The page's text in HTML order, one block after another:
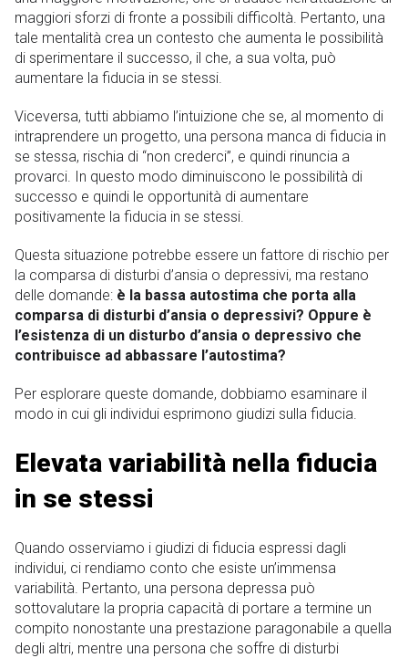
maggiori sforzi di fronte a possibili difficoltà. Pertanto, una
tale mentalità crea un contesto che aumenta le possibilità
di sperimentare il successo, il che, a sua volta, può
aumentare la fiducia in se stessi.
Viceversa, tutti abbiamo l’intuizione che se, al momento di
intraprendere un progetto, una persona manca di fiducia in
se stessa, rischia di “non crederci”, e quindi rinuncia a
provarci. In questo modo diminuiscono le possibilità di
successo e quindi le opportunità di aumentare
positivamente la fiducia in se stessi.
Questa situazione potrebbe essere un fattore di rischio per
la comparsa di disturbi d’ansia o depressivi, ma restano
delle domande: è la bassa autostima che porta alla
comparsa di disturbi d’ansia o depressivi? Oppure è
l’esistenza di un disturbo d’ansia o depressivo che
contribuisce ad abbassare l’autostima?
Per esplorare queste domande, dobbiamo esaminare il
modo in cui gli individui esprimono giudizi sulla fiducia.
Elevata variabilità nella fiducia
in se stessi
Quando osserviamo i giudizi di fiducia espressi dagli
individui, ci rendiamo conto che esiste un’immensa
variabilità. Pertanto, una persona depressa può
sottovalutare la propria capacità di portare a termine un
compito nonostante una prestazione paragonabile a quella
degli altri, mentre una persona che soffre di disturbi